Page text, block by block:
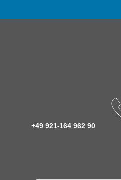
+49 921-164 962 90